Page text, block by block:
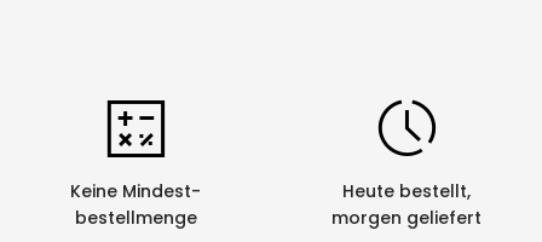
Keine Mindest-
bestellmenge
Heute bestellt,
morgen geliefert